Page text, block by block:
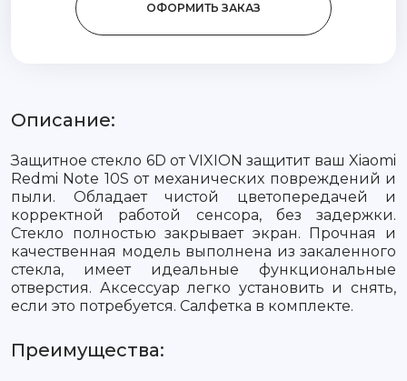
ОФОРМИТЬ ЗАКАЗ
Описание:
Защитное стекло 6D от VIXION защитит ваш Xiaomi
Redmi Note 10S от механических повреждений и
пыли. Обладает чистой цветопередачей и
корректной работой сенсора, без задержки.
Стекло полностью закрывает экран. Прочная и
качественная модель выполнена из закаленного
стекла, имеет идеальные функциональные
отверстия. Аксессуар легко установить и снять,
если это потребуется. Салфетка в комплекте.
Преимущества: